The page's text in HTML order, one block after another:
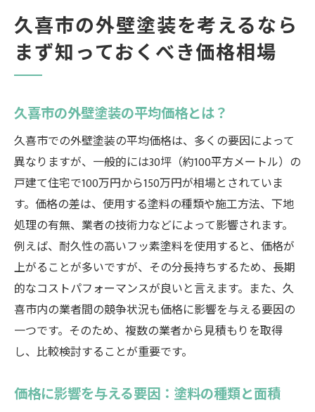
価格だけではない、品質を見極める方法
久喜市での外壁塗装の価格推移と予測
地域ごとの価格差の原因を探る
久喜市特有の要因とは？
都市部と郊外の価格比較
久喜市の施工業者の特徴と価格設定
地域密着型業者のメリットとデメリット
久喜市の市場動向と価格に与える影響
久喜市で外壁塗装をするメリットとデメリット
久喜市の気候と外壁塗装の関係
外壁塗装がもたらす建物の保護効果
価格と品質のバランスを取る方法
久喜市での外壁塗装の失敗事例と教訓
メリットを最大限に引き出すためのポイン
久喜市の外壁塗装を考えるなら
まず知っておくべき価格相場
久喜市の外壁塗装の平均価格とは？
久喜市での外壁塗装の平均価格は、多くの要因によって
異なりますが、一般的には30坪（約100平方メートル）の
戸建て住宅で100万円から150万円が相場とされていま
す。価格の差は、使用する塗料の種類や施工方法、下地
処理の有無、業者の技術力などによって影響されます。
例えば、耐久性の高いフッ素塗料を使用すると、価格が
上がることが多いですが、その分長持ちするため、長期
的なコストパフォーマンスが良いと言えます。また、久
喜市内の業者間の競争状況も価格に影響を与える要因の
一つです。そのため、複数の業者から見積もりを取得
し、比較検討することが重要です。
価格に影響を与える要因：塗料の種類と面積